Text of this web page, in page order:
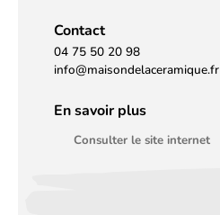
Contact
04 75 50 20 98
info@maisondelaceramique.fr
En savoir plus
Consulter le site internet